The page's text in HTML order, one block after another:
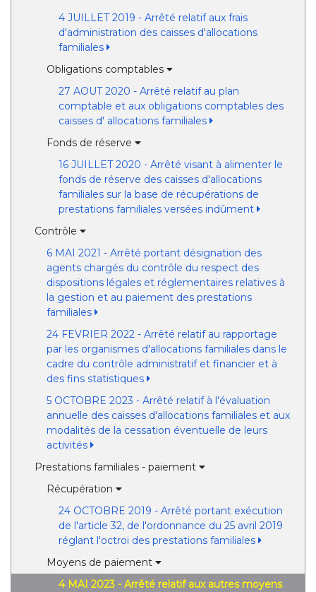
4 JUILLET 2019 - Arrêté relatif aux frais
d'administration des caisses d'allocations
familiales
Obligations comptables
27 AOUT 2020 - Arrêté relatif au plan
comptable et aux obligations comptables des
caisses d' allocations familiales
Fonds de réserve
16 JUILLET 2020 - Arrêté visant à alimenter le
fonds de réserve des caisses d'allocations
familiales sur la base de récupérations de
prestations familiales versées indûment
Contrôle
6 MAI 2021 - Arrêté portant désignation des
agents chargés du contrôle du respect des
dispositions légales et réglementaires relatives à
la gestion et au paiement des prestations
familiales
24 FEVRIER 2022 - Arrêté relatif au rapportage
par les organismes d'allocations familiales dans le
cadre du contrôle administratif et financier et à
des fins statistiques
5 OCTOBRE 2023 - Arrêté relatif à l'évaluation
annuelle des caisses d'allocations familiales et aux
modalités de la cessation éventuelle de leurs
activités
Prestations familiales - paiement
Récupération
24 OCTOBRE 2019 - Arrêté portant exécution
de l'article 32, de l'ordonnance du 25 avril 2019
réglant l'octroi des prestations familiales
Moyens de paiement
4 MAI 2023 - Arrêté relatif aux autres moyens